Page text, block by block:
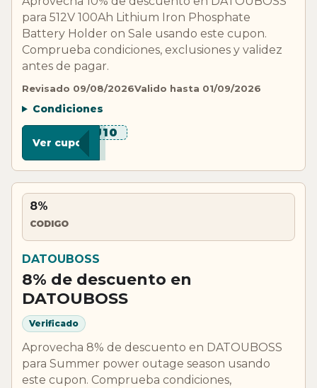
para 512V 100Ah Lithium Iron Phosphate
Battery Holder on Sale usando este cupon.
Comprueba condiciones, exclusiones y validez
antes de pagar.
Revisado 09/08/2026Valido hasta 01/09/2026
Condiciones
***U10
Ver cupon
8%
CODIGO
DATOUBOSS
8% de descuento en
DATOUBOSS
Verificado
Aprovecha 8% de descuento en DATOUBOSS
para Summer power outage season usando
este cupon. Comprueba condiciones,